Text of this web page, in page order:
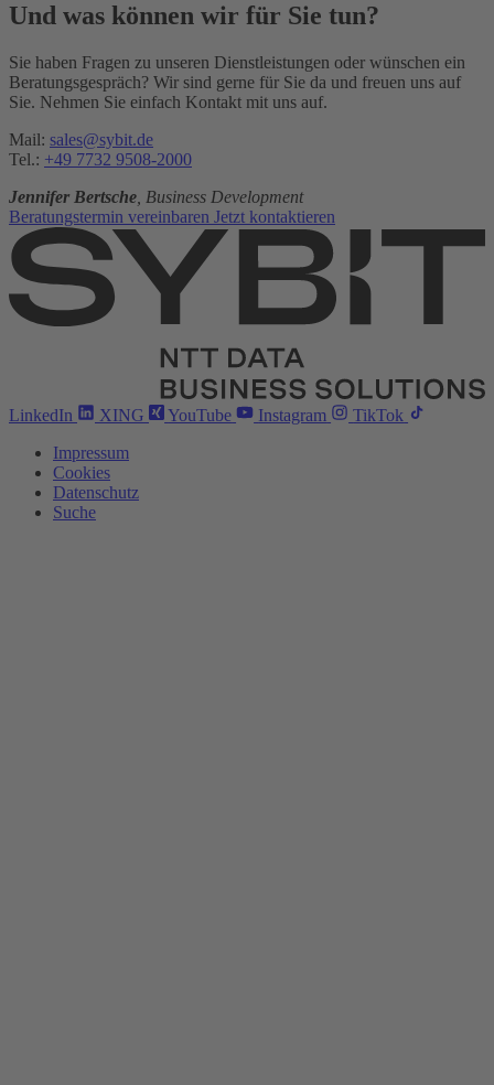
Und was können wir für Sie tun?
Sie haben Fragen zu unseren Dienstleistungen oder wünschen ein
Beratungsgespräch? Wir sind gerne für Sie da und freuen uns auf
Sie. Nehmen Sie einfach Kontakt mit uns auf.
Mail: sales@sybit.de
Tel.: +49 7732 9508-2000
Jennifer Bertsche , Business Development
Beratungstermin vereinbaren Jetzt kontaktieren
LinkedIn XING YouTube Instagram
TikTok
Impressum
Cookies
Datenschutz
Suche